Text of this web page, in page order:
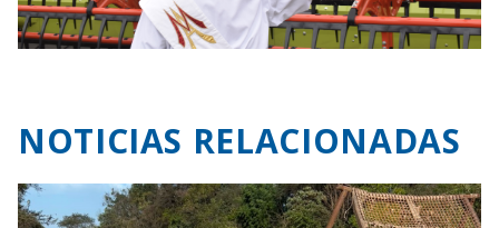
NOTICIAS RELACIONADAS